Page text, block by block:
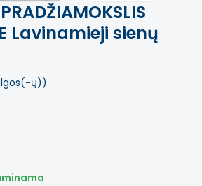
Lavinamieji sienų
ų))